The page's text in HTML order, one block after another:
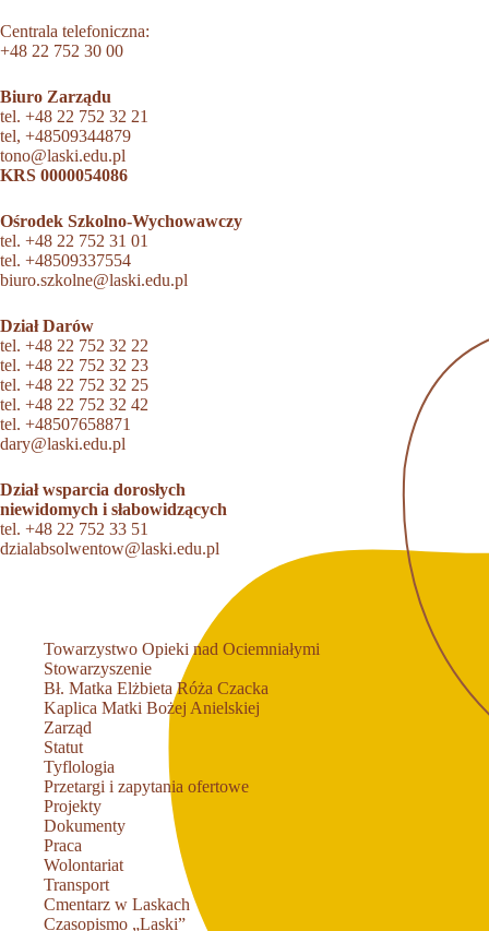
Centrala telefoniczna:
+48 22 752 30 00
Biuro Zarządu
tel. +48 22 752 32 21
tel, +48509344879
tono@laski.edu.pl
KRS 0000054086
Ośrodek Szkolno-Wychowawczy
tel. +48 22 752 31 01
tel. +48509337554
biuro.szkolne@laski.edu.pl
Dział Darów
tel. +48 22 752 32 22
tel. +48 22 752 32 23
tel. +48 22 752 32 25
tel. +48 22 752 32 42
tel. +48507658871
dary@laski.edu.pl
Dział wsparcia dorosłych
niewidomych i słabowidzących
tel. +48 22 752 33 51
dzialabsolwentow@laski.edu.pl
Towarzystwo Opieki nad Ociemniałymi
Stowarzyszenie
Bł. Matka Elżbieta Róża Czacka
Kaplica Matki Bożej Anielskiej
Zarząd
Statut
Tyflologia
Przetargi i zapytania ofertowe
Projekty
Dokumenty
Praca
Wolontariat
Transport
Cmentarz w Laskach
Czasopismo „Laski”